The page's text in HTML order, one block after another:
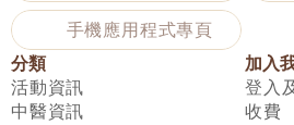
手機應用程式專頁
分類
活動資訊
中醫資訊
加入
登入
收費